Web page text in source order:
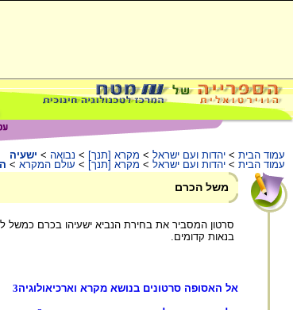
עמוד הבית > יהדות ועם ישראל > מקרא [תנך] > נבואה > ישעיה
עמוד הבית > יהדות ועם ישראל > מקרא [תנך] > עולם המקרא >
משל הכרם
סרטון המסביר את בחירת הנביא ישעיהו בכרם כמשל
בנאות קדומים.
אל האסופה סרטונים בנושא מקרא וארכיאולוגיה3